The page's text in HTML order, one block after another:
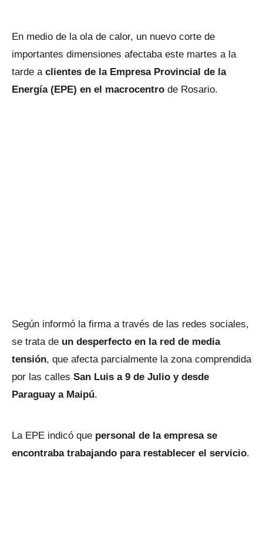
En medio de la ola de calor, un nuevo corte de
importantes dimensiones afectaba este martes a la
tarde a clientes de la Empresa Provincial de la
Energía (EPE) en el macrocentro de Rosario.
Según informó la firma a través de las redes sociales,
se trata de un desperfecto en la red de media
tensión, que afecta parcialmente la zona comprendida
por las calles San Luis a 9 de Julio y desde
Paraguay a Maipú.
La EPE indicó que personal de la empresa se
encontraba trabajando para restablecer el servicio.